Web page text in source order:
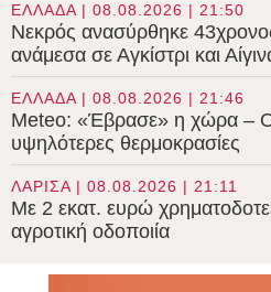
ΕΛΛΑΔΑ | 08.08.2026 | 21:50
Νεκρός ανασύρθηκε
ανάμεσα σε Αγκίστρι και
ΕΛΛΑΔΑ | 08.08.2026 | 21:46
Meteo: «Έβρασε» η χώρα – Οι
υψηλότερες θερμοκρασίες
ΛΑΡΙΣΑ | 08.08.2026 | 21:11
Με 2 εκατ. ευρώ
αγροτική οδοποιία